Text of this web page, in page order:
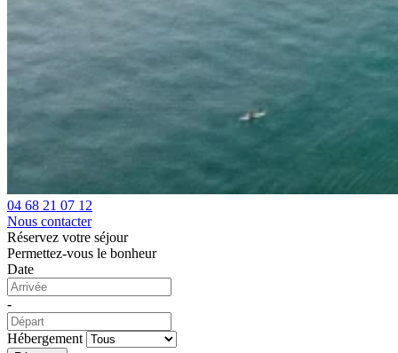
04 68 21 07 12
Nous contacter
Réservez votre séjour
Permettez-vous le bonheur
Date
-
Hébergement